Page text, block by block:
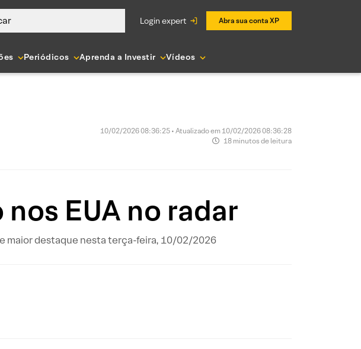
login expert Abra sua conta XP
Periódicos Aprenda a Investir Vídeos
10/02/2026 08:36:25 • Atualizado em 10/02/2026 08:36:28
18 minutos de leitura
EUA no radar
maior destaque nesta terça-feira, 10/02/2026